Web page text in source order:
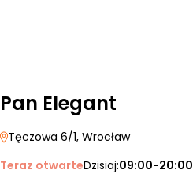
Pan Elegant
Tęczowa 6/1, Wrocław
Teraz otwarteDzisiaj:09:00-20:00